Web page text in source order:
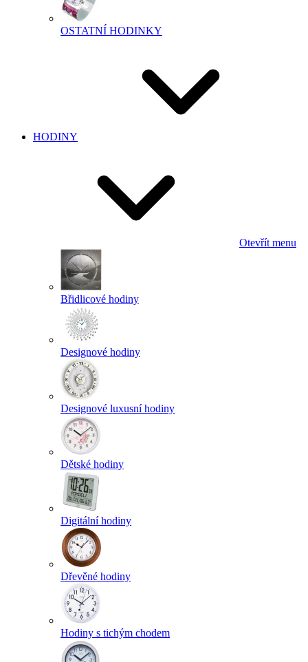
OSTATNÍ HODINKY
HODINY
Otevřít menu
Břidlicové hodiny
Designové hodiny
Designové luxusní hodiny
Dětské hodiny
Digitální hodiny
Dřevěné hodiny
Hodiny s tichým chodem